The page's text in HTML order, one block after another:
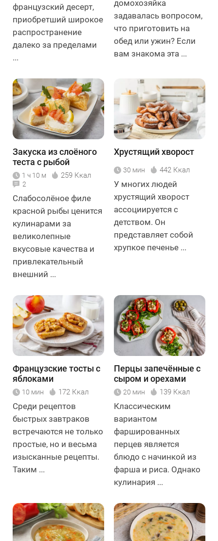
французский десерт,
приобретший широкое
распространение
далеко за пределами
...
домохозяйка
задавалась вопросом,
что приготовить на
обед или ужин? Если
вам знакома эта ...
Закуска из слоёного
теста с рыбой
1 ч 10 м 259 Ккал
2
Слабосолёное филе
красной рыбы ценится
кулинарами за
великолепные
вкусовые качества и
привлекательный
внешний ...
Хрустящий хворост
30 мин 442 Ккал
У многих людей
хрустящий хворост
ассоциируется с
детством. Он
представляет собой
хрупкое печенье ...
Французские тосты с
яблоками
10 мин 172 Ккал
Среди рецептов
быстрых завтраков
встречаются не только
простые, но и весьма
изысканные рецепты.
Таким ...
Перцы запечённые с
сыром и орехами
20 мин 139 Ккал
Классическим
вариантом
фаршированных
перцев является
блюдо с начинкой из
фарша и риса. Однако
кулинария ...